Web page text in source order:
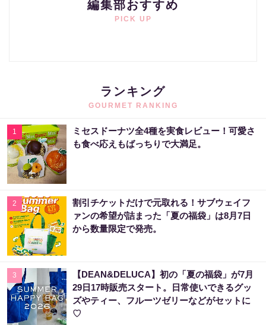
編集部おすすめ
PICK UP
ランキング
GOURMET RANKING
1
ミセスドーナツ全4種を実食レビュー！可愛さ
も食べ応えもばっちりで大満足。
2
割引チケットだけで元取れる！サブウェイフ
ァンの希望が詰まった「夏の福袋」は8月7日
から数量限定で発売。
3
【DEAN&DELUCA】初の「夏の福袋」が7月
29日17時販売スタート。日常使いできるグッ
ズやティー、フルーツゼリーなどがセットに
♡